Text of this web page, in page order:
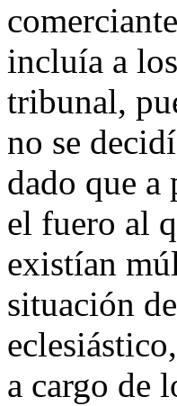
incluía a
tribunal,
no se
dado que a
el fuero al
existían
situación
a cargo de